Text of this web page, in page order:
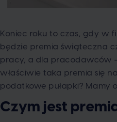
Koniec roku to czas, gdy w
będzie premia świąteczna
pracy, a dla pracodawców
właściwie taka premia się
podatkowe pułapki? Mamy
Czym jest